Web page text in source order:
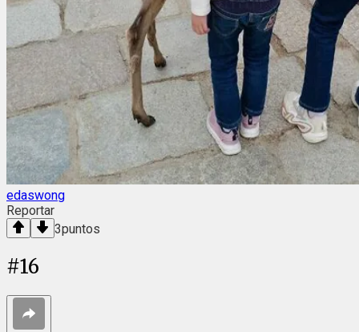
edaswong
Reportar
3puntos
#16